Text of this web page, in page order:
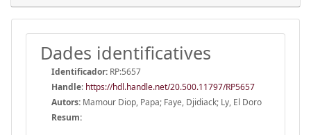
Dades identificatives
Identificador: RP:5657
Handle: https://hdl.handle.net/20.500.11797/RP5657
Autors: Mamour Diop, Papa; Faye, Djidiack; Ly, El Doro
Resum: